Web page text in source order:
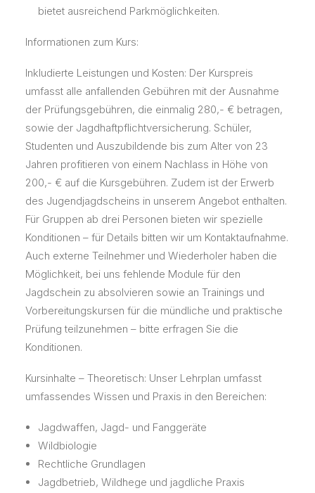
bietet ausreichend Parkmöglichkeiten.
Informationen zum Kurs:
Inkludierte Leistungen und Kosten: Der Kurspreis
umfasst alle anfallenden Gebühren mit der Ausnahme
der Prüfungsgebühren, die einmalig 280,- € betragen,
sowie der Jagdhaftpflichtversicherung. Schüler,
Studenten und Auszubildende bis zum Alter von 23
Jahren profitieren von einem Nachlass in Höhe von
200,- € auf die Kursgebühren. Zudem ist der Erwerb
des Jugendjagdscheins in unserem Angebot enthalten.
Für Gruppen ab drei Personen bieten wir spezielle
Konditionen – für Details bitten wir um Kontaktaufnahme.
Auch externe Teilnehmer und Wiederholer haben die
Möglichkeit, bei uns fehlende Module für den
Jagdschein zu absolvieren sowie an Trainings und
Vorbereitungskursen für die mündliche und praktische
Prüfung teilzunehmen – bitte erfragen Sie die
Konditionen.
Kursinhalte – Theoretisch: Unser Lehrplan umfasst
umfassendes Wissen und Praxis in den Bereichen:
Jagdwaffen, Jagd- und Fanggeräte
Wildbiologie
Rechtliche Grundlagen
Jagdbetrieb, Wildhege und jagdliche Praxis